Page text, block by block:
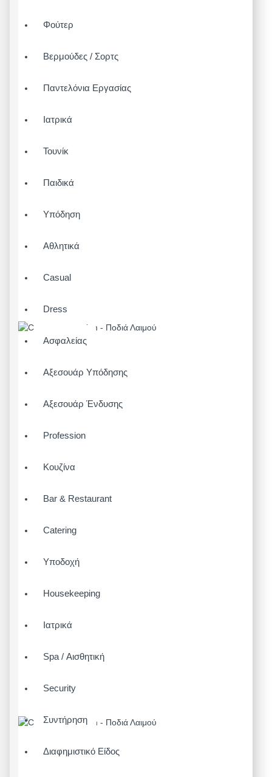
Φούτερ
Βερμούδες / Σορτς
Παντελόνια Εργασίας
Ιατρικά
Τουνίκ
Παιδικά
Υπόδηση
Αθλητικά
Casual
Dress
Ασφαλείας
Αξεσουάρ Υπόδησης
Αξεσουάρ Ένδυσης
Profession
Κουζίνα
Bar & Restaurant
Catering
Υποδοχή
Housekeeping
Ιατρικά
Spa / Αισθητική
Security
Συντήρηση
Διαφημιστικό Είδος